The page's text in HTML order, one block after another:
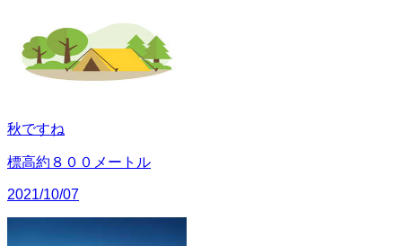
秋ですね
標高約８００メートル
2021/10/07